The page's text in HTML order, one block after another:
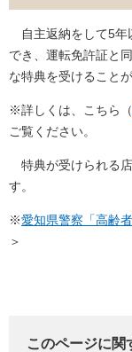
自主返納をして5年
でき、運転免許証と
な特典を受けることが
※詳しくは、こちら（
ご覧ください。
特典が受けられる
す。
※愛知県警察「高齢
＞
このページに関